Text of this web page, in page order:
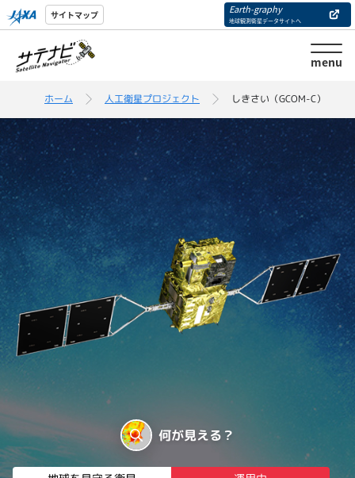
サイトマップ Earth-graphy
地球観測衛星データサイトへ
menu
ホーム 人工衛星プロジェクト しきさい（GCOM-C）
何が見える？